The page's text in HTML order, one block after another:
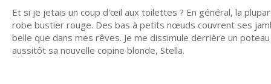
Et si je jetais un coup d'œil aux toilettes ? En général, la
robe bustier rouge. Des bas à petits nœuds couvrent ses
belle que dans mes rêves. Je me dissimule derrière un
aussitôt sa nouvelle copine blonde, Stella.